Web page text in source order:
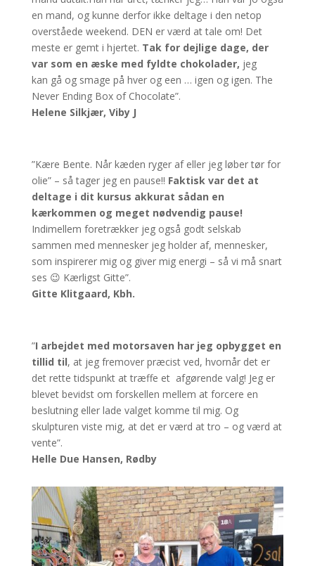
en mand, og kunne derfor ikke deltage i den netop
overståede weekend. DEN er værd at tale om! Det
meste er gemt i hjertet. Tak for dejlige dage, der
var som en æske med fyldte chokolader, jeg
kan gå og smage på hver og een … igen og igen. The
Never Ending Box of Chocolate”.
Helene Silkjær, Viby J
”Kære Bente. Når kæden ryger af eller jeg løber tør for
olie” – så tager jeg en pause!! Faktisk var det at
deltage i dit kursus akkurat sådan en
kærkommen og meget nødvendig pause!
Indimellem foretrækker jeg også godt selskab
sammen med mennesker jeg holder af, mennesker,
som inspirerer mig og giver mig energi – så vi må snart
ses 😉 Kærligst Gitte”.
Gitte Klitgaard, Kbh.
”I arbejdet med motorsaven har jeg opbygget en
tillid til, at jeg fremover præcist ved, hvornår det er
det rette tidspunkt at træffe et afgørende valg! Jeg er
blevet bevidst om forskellen mellem at forcere en
beslutning eller lade valget komme til mig. Og
skulpturen viste mig, at det er værd at tro – og værd at
vente”.
Helle Due Hansen, Rødby